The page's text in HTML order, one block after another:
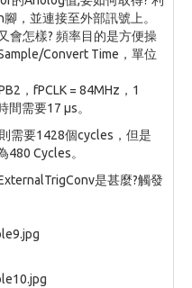
，並連接至外部訊號上。
會怎樣? 頻率目的是方便操
Convert Time，單位
，fPCLK = 84MHz，1
間需要17 µs。
需要1428個cycles，但是
480 Cycles。
是甚麼?觸發